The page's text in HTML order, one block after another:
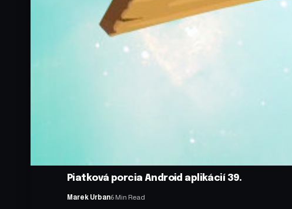
Piatková porcia Android aplikácií 39.
Marek Urban6 Min Read